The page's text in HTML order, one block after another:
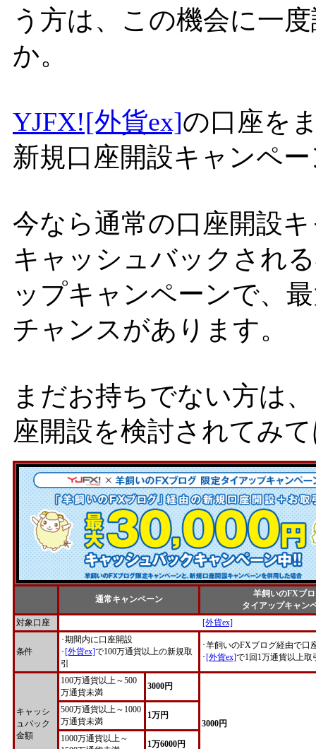
う方は、この機会に一
か。
YJFX![外貨ex]の口座を
新規口座開設キャンペ
今なら通常の口座開設
キャッシュバックされ
ップキャンペーンで、
チャンスがあります。
まだお持ちでない方は
座開設を検討されてみ
通常キャンペーン
羊飼いのFXブ
タイアップキャン
対象口座
[外貨ex]
条件
･期間内に口座開設
･[外貨ex]で100万通貨以上の新規取
引
･羊飼いのFXブログ経由で口
･[外貨ex]で1回1万通貨以上取
キャッシ
ュバック
金額
100万通貨以上～500
万通貨未満
3000円
3000円
500万通貨以上～1000
万通貨未満
1万円
1000万通貨以上～
1万6000円